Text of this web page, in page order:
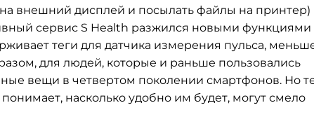
внешний дисплей и посылать файлы на принтер)
сервис S Health разжился новыми функциями
теги для датчика измерения пульса,
для людей, которые и раньше пользовались
вещи в четвертом поколении смартфонов. Но
насколько удобно им будет, могут смело